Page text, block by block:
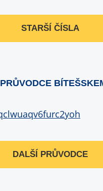
STARŠÍ ČÍSLA
PRŮVODCE
DALŠÍ PRŮVODCE